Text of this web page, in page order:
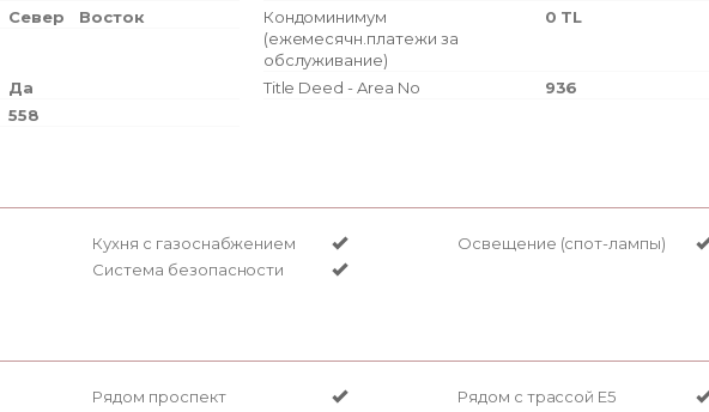
Север Восток
Кондоминимум
(ежемесячн.платежи за
обслуживание)
0 TL
Да Title Deed - Area No
936
558
Кухня с газоснабжением
Освещение (спот-лампы)
Система безопасности
Рядом проспект
Рядом с трассой Е5